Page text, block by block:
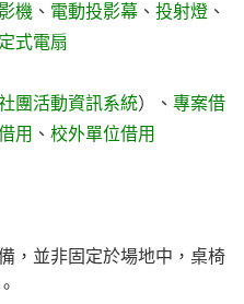
機 、 電動投影幕 、 投射燈 、
式電扇
團活動資訊系統）、 專案借
用 、 校外單位借用
，並非固定於場地中，桌椅